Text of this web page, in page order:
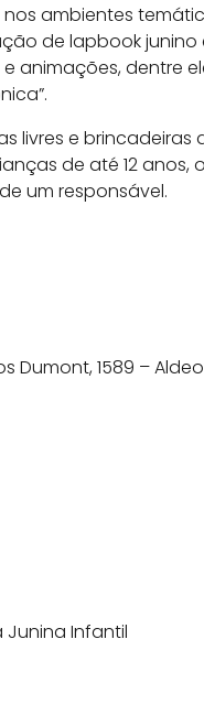
ambientes
de lapbook junino
animações, dentre
livres e
de até 12 anos,
um responsável.
Dumont, 1589 –
Junina Infantil